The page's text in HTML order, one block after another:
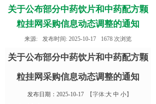
关于公布部分中药饮片和中药配方颗
粒挂网采购信息动态调整的通知
来源: 发布时间: 2025-10-17 1678 次浏览
关于公布部分中药饮片和中药配方颗
粒挂网采购信息动态调整的通知
发布日期：2025-10-17 【字体:大 中 小】